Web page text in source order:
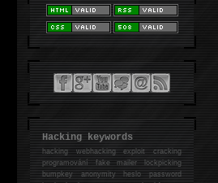
Hacking keywords
hackingwebhacking exploit cracking
programování fake mailer lockpicking
bumpkey anonymity heslo password